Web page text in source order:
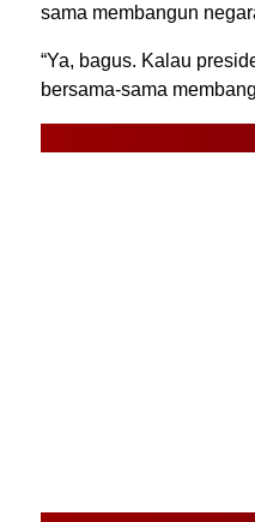
sama membangun
“Ya, bagus. Kalau
bersama-sama